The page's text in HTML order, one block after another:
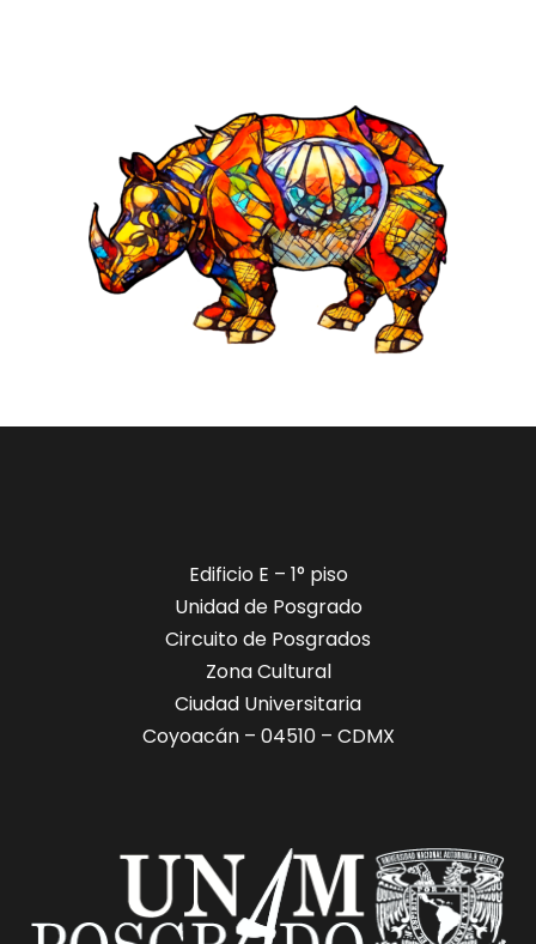
​​Edificio E – 1° piso
Unidad de Posgrado
Circuito de Posgrados
Zona Cultural
Ciudad Universitaria
Coyoacán – 04510 – CDMX